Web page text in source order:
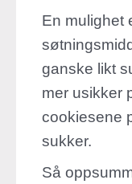
En mulighet
ganske likt
mer usikker
cookiesene
sukker.
Så